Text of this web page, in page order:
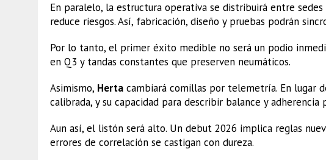
En paralelo, la estructura operativa se distribuirá entre
reduce riesgos. Así, fabricación, diseño y pruebas podrán
Por lo tanto, el primer éxito medible no será un podio
en Q3 y tandas constantes que preserven neumáticos.
Asimismo, Herta cambiará comillas por telemetría. En lugar
calibrada, y su capacidad para describir balance y
Aun así, el listón será alto. Un debut 2026 implica reglas
errores de correlación se castigan con dureza.